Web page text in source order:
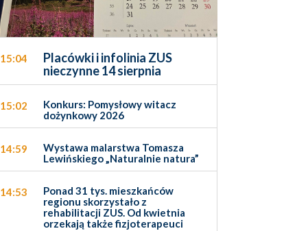
15:04
Placówki i infolinia ZUS
nieczynne 14 sierpnia
15:02
Konkurs: Pomysłowy witacz
dożynkowy 2026
14:59
Wystawa malarstwa Tomasza
Lewińskiego „Naturalnie natura”
14:53
Ponad 31 tys. mieszkańców
regionu skorzystało z
rehabilitacji ZUS. Od kwietnia
orzekają także fizjoterapeuci